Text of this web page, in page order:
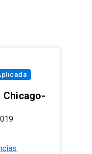
Chicago-